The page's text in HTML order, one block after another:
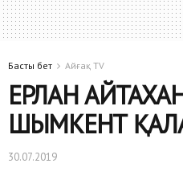
Басты бет Айғақ TV
ЕРЛАН
ШЫМКЕНТ
30.07.2019